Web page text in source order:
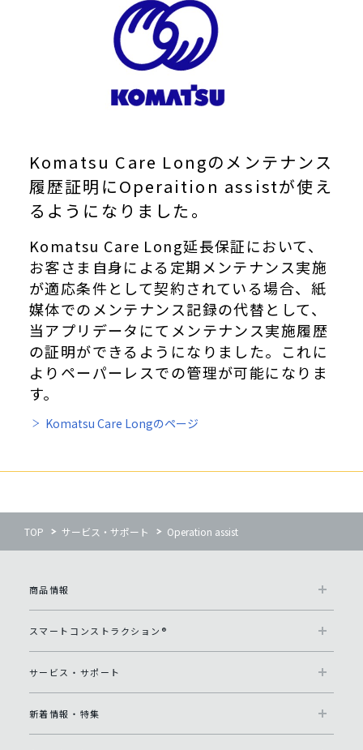
Komatsu Care Longのメンテナンス
履歴証明にOperaition assistが使え
るようになりました。
Komatsu Care Long延長保証において、
お客さま自身による定期メンテナンス実施
が適応条件として契約されている場合、紙
媒体でのメンテナンス記録の代替として、
当アプリデータにてメンテナンス実施履歴
の証明ができるようになりました。これに
よりペーパーレスでの管理が可能になりま
す。
Komatsu Care Longのページ
TOP サービス・サポート Operation assist
商品情報
スマートコンストラクション®
サービス・サポート
新着情報・特集